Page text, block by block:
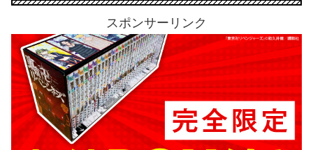
スポンサーリンク